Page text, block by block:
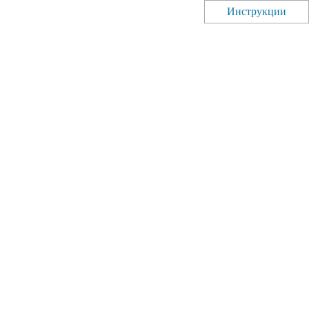
Инструкции